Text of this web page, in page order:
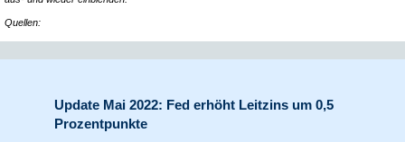
Quellen:
Update Mai 2022: Fed erhöht Leitzins um 0,5
Prozentpunkte